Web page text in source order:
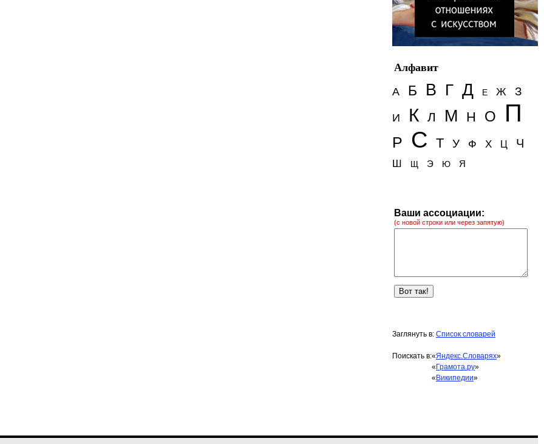
Алфавит
А
Б В Г Д Е Ж З
И К Л М Н О П
Р С Т У Ф Х Ц Ч
Ш Щ Э Ю Я
Ваши ассоциации:
(с новой строки или через запятую)
Заглянуть в: Список словарей
Поискать в:«Яндекс.Словарях»
« Грамота.ру»
« Википедии»